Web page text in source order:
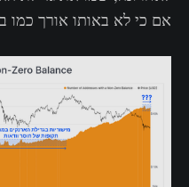
אם כי לא באותו אורך כמו במאי